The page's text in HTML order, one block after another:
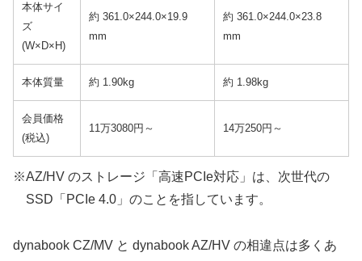
本体サイ
ズ
(W×D×H)
約 361.0×244.0×19.9
mm
約 361.0×244.0×23.8
mm
本体質量 約 1.90kg 約 1.98kg
会員価格
(税込)
11万3080円～ 14万250円～
※AZ/HV のストレージ「高速PCIe対応」は、次世代の
SSD「PCIe 4.0」のことを指しています。
dynabook CZ/MV と dynabook AZ/HV の相違点は多くあ